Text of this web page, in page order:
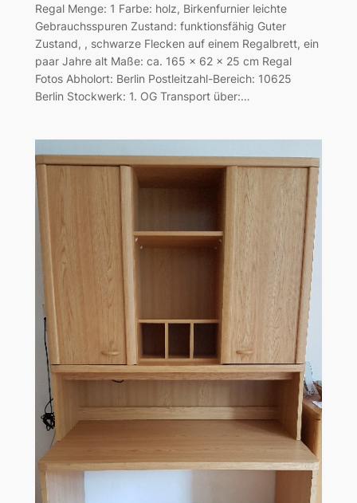
Regal Menge: 1 Farbe: holz, Birkenfurnier leichte
Gebrauchsspuren Zustand: funktionsfähig Guter
Zustand, , schwarze Flecken auf einem Regalbrett, ein
paar Jahre alt Maße: ca. 165 x 62 x 25 cm Regal
Fotos Abholort: Berlin Postleitzahl-Bereich: 10625
Berlin Stockwerk: 1. OG Transport über:…